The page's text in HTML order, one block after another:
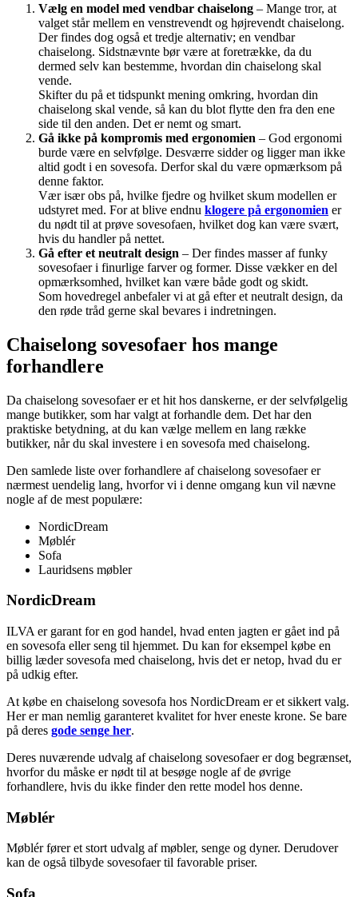
Vælg en model med vendbar chaiselong – Mange tror, at
valget står mellem en venstrevendt og højrevendt chaiselong.
Der findes dog også et tredje alternativ; en vendbar
chaiselong. Sidstnævnte bør være at foretrække, da du
dermed selv kan bestemme, hvordan din chaiselong skal
vende.
Skifter du på et tidspunkt mening omkring, hvordan din
chaiselong skal vende, så kan du blot flytte den fra den ene
side til den anden. Det er nemt og smart.
Gå ikke på kompromis med ergonomien – God ergonomi
burde være en selvfølge. Desværre sidder og ligger man ikke
altid godt i en sovesofa. Derfor skal du være opmærksom på
denne faktor.
Vær især obs på, hvilke fjedre og hvilket skum modellen er
udstyret med. For at blive endnu klogere på ergonomien er
du nødt til at prøve sovesofaen, hvilket dog kan være svært,
hvis du handler på nettet.
Gå efter et neutralt design – Der findes masser af funky
sovesofaer i finurlige farver og former. Disse vækker en del
opmærksomhed, hvilket kan være både godt og skidt.
Som hovedregel anbefaler vi at gå efter et neutralt design, da
den røde tråd gerne skal bevares i indretningen.
Chaiselong sovesofaer hos mange
forhandlere
Da chaiselong sovesofaer er et hit hos danskerne, er der selvfølgelig
mange butikker, som har valgt at forhandle dem. Det har den
praktiske betydning, at du kan vælge mellem en lang række
butikker, når du skal investere i en sovesofa med chaiselong.
Den samlede liste over forhandlere af chaiselong sovesofaer er
nærmest uendelig lang, hvorfor vi i denne omgang kun vil nævne
nogle af de mest populære:
NordicDream
Møblér
Sofa
Lauridsens møbler
NordicDream
ILVA er garant for en god handel, hvad enten jagten er gået ind på
en sovesofa eller seng til hjemmet. Du kan for eksempel købe en
billig læder sovesofa med chaiselong, hvis det er netop, hvad du er
på udkig efter.
At købe en chaiselong sovesofa hos NordicDream er et sikkert valg.
Her er man nemlig garanteret kvalitet for hver eneste krone. Se bare
på deres gode senge her.
Deres nuværende udvalg af chaiselong sovesofaer er dog begrænset,
hvorfor du måske er nødt til at besøge nogle af de øvrige
forhandlere, hvis du ikke finder den rette model hos denne.
Møblér
Møblér fører et stort udvalg af møbler, senge og dyner. Derudover
kan de også tilbyde sovesofaer til favorable priser.
Sofa